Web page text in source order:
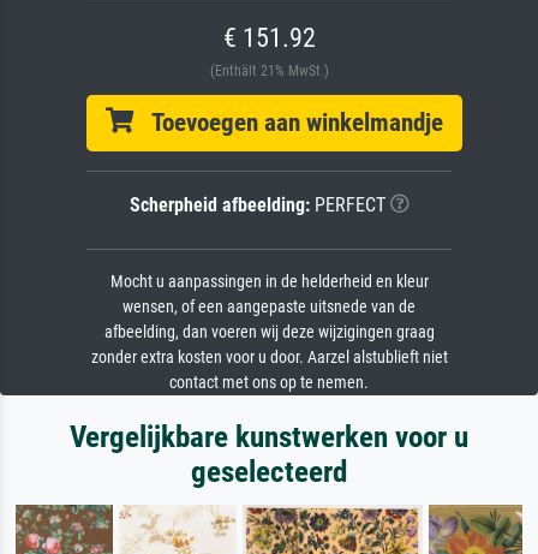
€ 151.92
(Enthält 21% MwSt.)
Toevoegen aan winkelmandje
Scherpheid afbeelding:PERFECT
Mocht u aanpassingen in de helderheid en kleur
wensen, of een aangepaste uitsnede van de
afbeelding, dan voeren wij deze wijzigingen graag
zonder extra kosten voor u door. Aarzel alstublieft niet
contact met ons op te nemen.
Vergelijkbare kunstwerken voor u
geselecteerd